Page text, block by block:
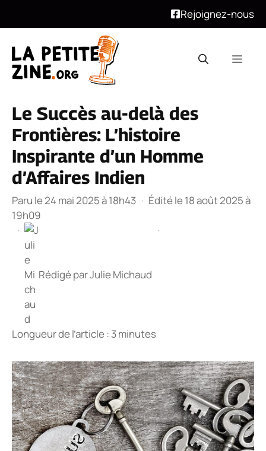
Rejoignez-nous
contenu
Le Succès au-delà des
Frontières: L’histoire
Inspirante d’un Homme
d’Affaires Indien
Paru le 24 mai 2025 à 18h43 · Édité le 18 août 2025 à
19h09
·
Rédigé parJulie Michaud
·
Longueur de l’article : 3 minutes